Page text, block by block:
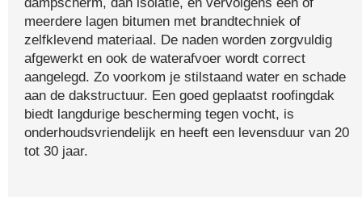
meerdere lagen bitumen met brandtechniek of
zelfklevend materiaal. De naden worden zorgvuldig
afgewerkt en ook de waterafvoer wordt correct
aangelegd. Zo voorkom je stilstaand water en schade
aan de dakstructuur. Een goed geplaatst roofingdak
biedt langdurige bescherming tegen vocht, is
onderhoudsvriendelijk en heeft een levensduur van 20
tot 30 jaar.